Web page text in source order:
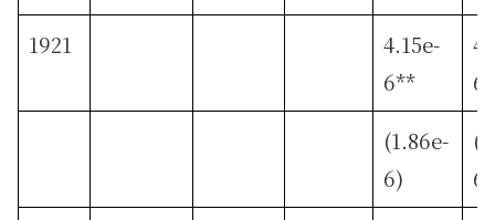
1921
4.15e-
6**
6*
(1.86e-
6)
6)